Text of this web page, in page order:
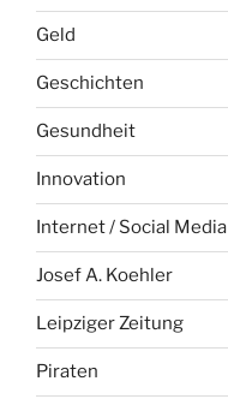
Geld
Geschichten
Gesundheit
Innovation
Internet / Social Media
Josef A. Koehler
Leipziger Zeitung
Piraten